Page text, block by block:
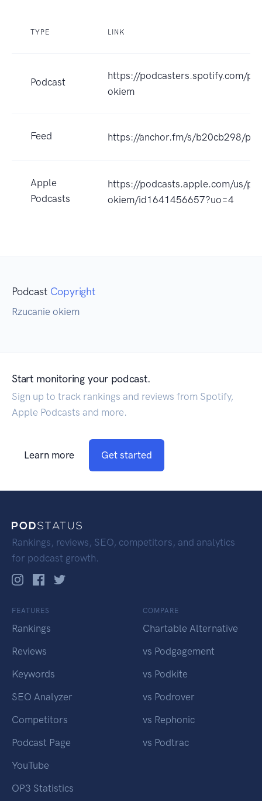
TYPE LINK
Podcast
https://podcasters.spotify.com/
okiem
Feed https://anchor.fm/s/b20cb298/
Apple
Podcasts
https://podcasts.apple.com/us/
okiem/id1641456657?uo=4
Podcast Copyright
Rzucanie okiem
Start monitoring your podcast.
Sign up to track rankings and reviews from Spotify,
Apple Podcasts and more.
Learn more Get started
Rankings, reviews, SEO, competitors, and analytics
for podcast growth.
FEATURES
Rankings
Reviews
Keywords
SEO Analyzer
Competitors
Podcast Page
YouTube
OP3 Statistics
COMPARE
Chartable Alternative
vs Podgagement
vs Podkite
vs Podrover
vs Rephonic
vs Podtrac